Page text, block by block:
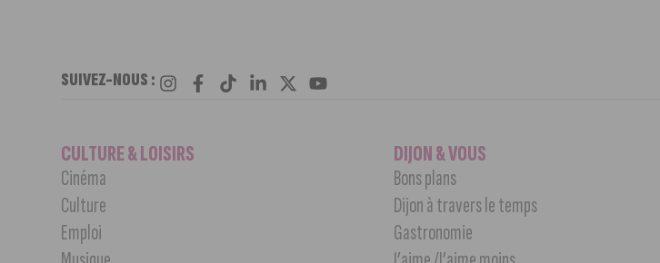
SUIVEZ-NOUS :
CULTURE & LOISIRS
Cinéma
Culture
Emploi
DIJON & VOUS
Bons plans
Dijon à travers le temps
Gastronomie